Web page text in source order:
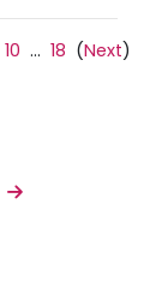
10 ...18 (Next)